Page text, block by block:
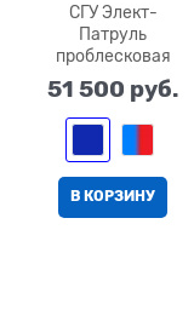
СГУ Элект-
Патруль
проблесковая
51 500 руб.
В КОРЗИНУ